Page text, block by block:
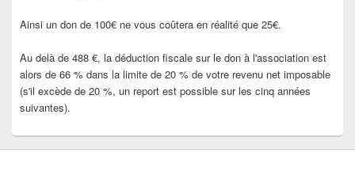
Ainsi un don de 100€ ne vous coûtera en réalité que 25€.
Au delà de 488 €, la déduction fiscale sur le don à l'association est
alors de 66 % dans la limite de 20 % de votre revenu net imposable
(s'il excède de 20 %, un report est possible sur les cinq années
suivantes).